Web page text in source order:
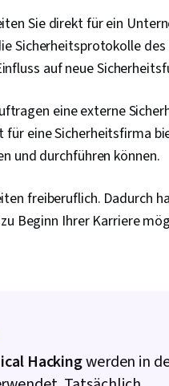
Daten-Ethik,
Künstliche
TCP/IP,
Netzwerk-
Sie direkt für ein
Sicherheitsprotokolle
auf neue
eine externe
eine Sicherheitsfirma
und durchführen können.
freiberuflich. Dadurch
Beginn Ihrer Karriere
Hackingwerden in